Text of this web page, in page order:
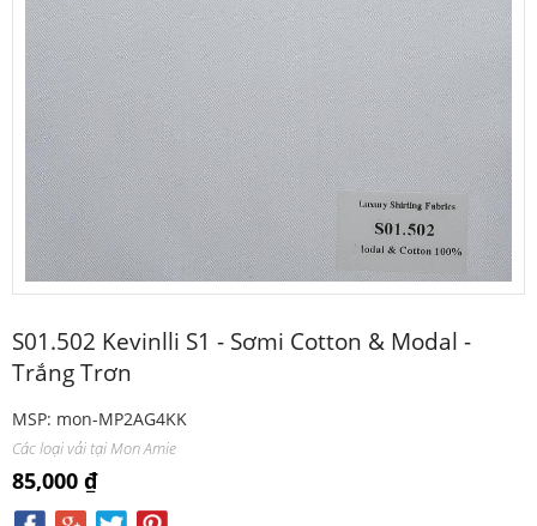
S01.502 Kevinlli S1 - Sơmi Cotton & Modal -
Trắng Trơn
MSP: mon-MP2AG4KK
Các loại vải tại Mon Amie
85,000 ₫